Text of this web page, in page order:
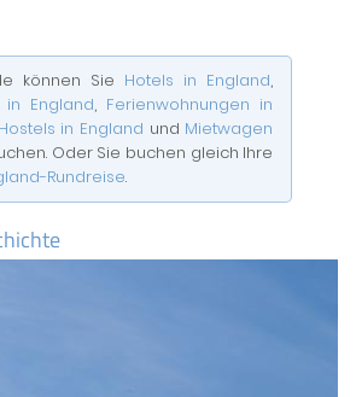
können Sie Hotels in England,
in England, Ferienwohnungen in
Hostels in England und Mietwagen
Oder Sie buchen gleich Ihre
Rundreise.